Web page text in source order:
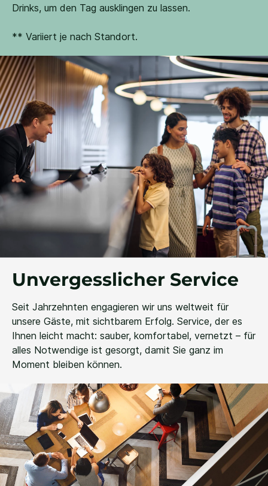
Drinks, um den Tag ausklingen zu lassen.
** Variiert je nach Standort.
Unvergesslicher Service
Seit Jahrzehnten engagieren wir uns weltweit für
unsere Gäste, mit sichtbarem Erfolg. Service, der es
Ihnen leicht macht: sauber, komfortabel, vernetzt – für
alles Notwendige ist gesorgt, damit Sie ganz im
Moment bleiben können.